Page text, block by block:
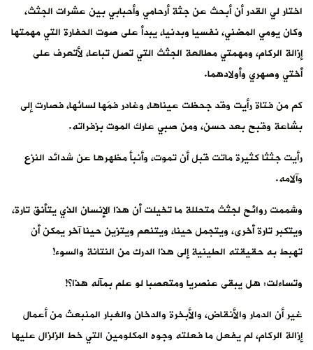
اختار لي القدر أن أبحث عن جثة أرحامي وأحبابي بين عشرات الجثث،
وكان يومي المضني، نفسيا وبدنيا، يبدأ على صوت الحفارة التي مهمتها
إزالة الركام، ومهمتي مطالعة الجثث التي تصل تباعا، لأتعرف على
أختي وصهري وأولادهما.
كم من فتاة رأيت وقد جحظت عيناها، وغادر فمَها لسانُها، فصارت إلى
بشاعة وقبح بعد حسن، ومن صبي عارك الموت بزفراته.
رأيت جثثا كثيرة ماتت قبل أن تموت، وأنبأ مظهرها عن شدائد النزع
وآلامه.
وشممت روائح لجثث متحللة ما تخيلت أن هذا الإنسان الذي يتأنق تارة،
ويتكبر تارة أخرى، ويتجمل حينا، ويتنعم ويتزين حينا آخر يمكن أن
تهبط به حقيقته الطينية إلى هذا الدرك من النتانة والسوء!
وتساءلت: هل يبقى عنصريا ومتعصبا لو علم بمآله هذا؟!
غير أن الدمار والأنقاض، والأبخرة والدخان والغبار المنبعث من أعمال
إزالة الركام، لم يفعل ما فعلته وجوه المكلومين التي خط الزلزال عليها